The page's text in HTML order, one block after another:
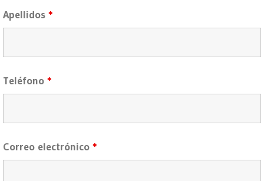
Apellidos *
Teléfono *
Correo electrónico *